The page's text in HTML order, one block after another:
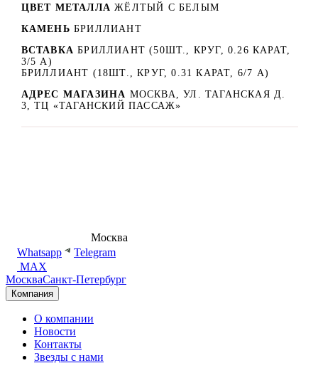
ЦВЕТ МЕТАЛЛА ЖЁЛТЫЙ С БЕЛЫМ
КАМЕНЬ БРИЛЛИАНТ
ВСТАВКА БРИЛЛИАНТ (50ШТ., КРУГ, 0.26 КАРАТ,
3/5 А)
БРИЛЛИАНТ (18ШТ., КРУГ, 0.31 КАРАТ, 6/7 A)
АДРЕС МАГАЗИНА МОСКВА, УЛ. ТАГАНСКАЯ Д.
3, ТЦ «ТАГАНСКИЙ ПАССАЖ»
Москва
Whatsapp
Telegram
MAX
МоскваСанкт-Петербург
Компания
О компании
Новости
Контакты
Звезды с нами